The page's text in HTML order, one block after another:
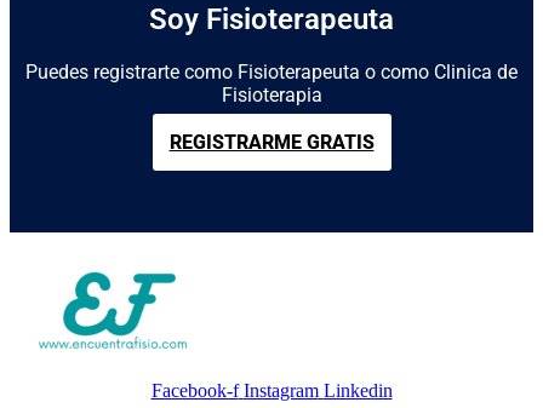
Soy Fisioterapeuta
Puedes registrarte como Fisioterapeuta o como Clinica de
Fisioterapia
REGISTRARME GRATIS
Facebook-f Instagram Linkedin